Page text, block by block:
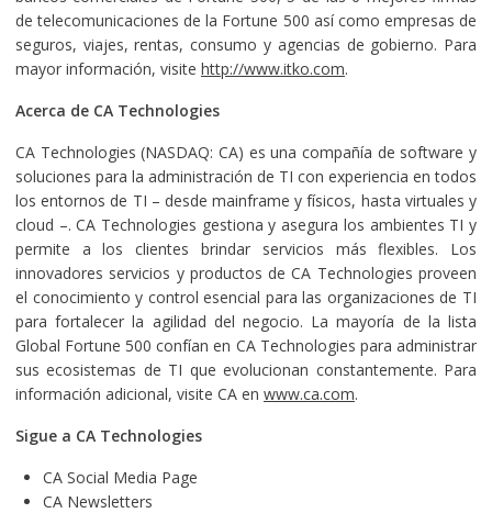
de telecomunicaciones de la Fortune 500 así como empresas de
seguros, viajes, rentas, consumo y agencias de gobierno. Para
mayor información, visite http://www.itko.com.
Acerca de CA Technologies
CA Technologies (NASDAQ: CA) es una compañía de software y
soluciones para la administración de TI con experiencia en todos
los entornos de TI – desde mainframe y físicos, hasta virtuales y
cloud –. CA Technologies gestiona y asegura los ambientes TI y
permite a los clientes brindar servicios más flexibles. Los
innovadores servicios y productos de CA Technologies proveen
el conocimiento y control esencial para las organizaciones de TI
para fortalecer la agilidad del negocio. La mayoría de la lista
Global Fortune 500 confían en CA Technologies para administrar
sus ecosistemas de TI que evolucionan constantemente. Para
información adicional, visite CA en www.ca.com.
Sigue a CA Technologies
CA Social Media Page
CA Newsletters